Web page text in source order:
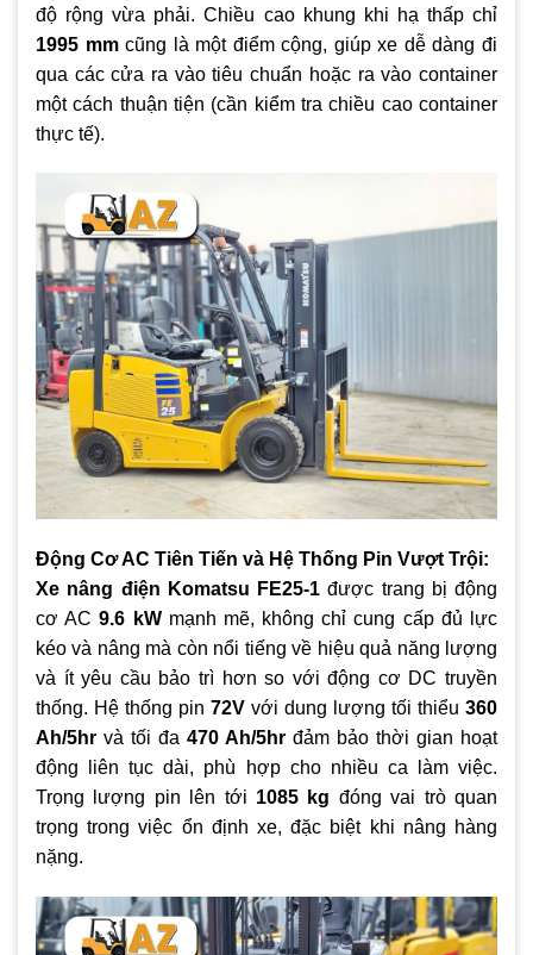
độ rộng vừa phải. Chiều cao khung khi hạ thấp chỉ
1995 mmcũng là một điểm cộng, giúp xe dễ dàng đi
qua các cửa ra vào tiêu chuẩn hoặc ra vào container
một cách thuận tiện (cần kiểm tra chiều cao container
thực tế).
Động Cơ AC Tiên Tiến và Hệ Thống Pin Vượt Trội:
Xe nâng điện Komatsu FE25-1 được trang bị động
cơ AC9.6 kWmạnh mẽ, không chỉ cung cấp đủ lực
kéo và nâng mà còn nổi tiếng về hiệu quả năng lượng
và ít yêu cầu bảo trì hơn so với động cơ DC truyền
thống. Hệ thống pin 72V với dung lượng tối thiểu 360
Ah/5hr và tối đa 470 Ah/5hr đảm bảo thời gian hoạt
động liên tục dài, phù hợp cho nhiều ca làm việc.
Trọng lượng pin lên tới 1085 kg đóng vai trò quan
trọng trong việc ổn định xe, đặc biệt khi nâng hàng
nặng.